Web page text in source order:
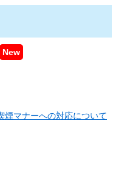
New
煙マナーへの対応について